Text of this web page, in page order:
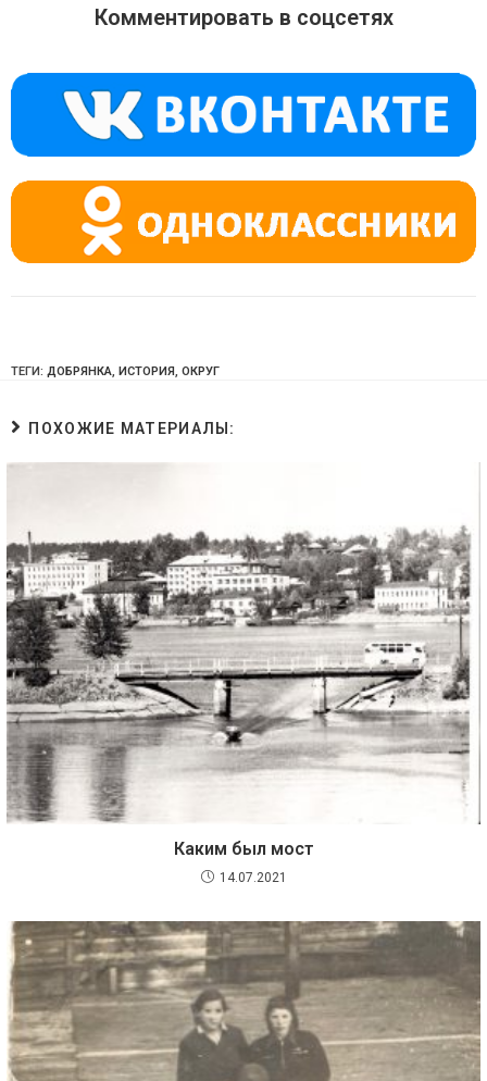
o
a
ss
ni
ki
gr
m
s
p
p
Комментировать в соцсетях
ТЕГИ: ДОБРЯНКА, ИСТОРИЯ, ОКРУГ
ПОХОЖИЕ МАТЕРИАЛЫ:
Каким был мост
14.07.2021